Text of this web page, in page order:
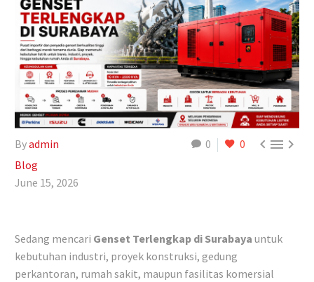
0 0 
Byadmin
Blog
June 15, 2026
Sedang mencari Genset Terlengkap di Surabaya untuk
kebutuhan industri, proyek konstruksi, gedung
perkantoran, rumah sakit, maupun fasilitas komersial